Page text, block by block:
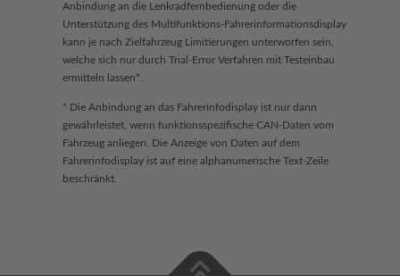
Anbindung an die Lenkradfernbedienung oder die
Unterstützung des Multifunktions-Fahrerinformationsdisplay
kann je nach Zielfahrzeug Limitierungen unterworfen sein,
welche sich nur durch Trial-Error Verfahren mit Testeinbau
ermitteln lassen*.
* Die Anbindung an das Fahrerinfodisplay ist nur dann
gewährleistet, wenn funktionsspezifische CAN-Daten vom
Fahrzeug anliegen. Die Anzeige von Daten auf dem
Fahrerinfodisplay ist auf eine alphanumerische Text-Zeile
beschränkt.